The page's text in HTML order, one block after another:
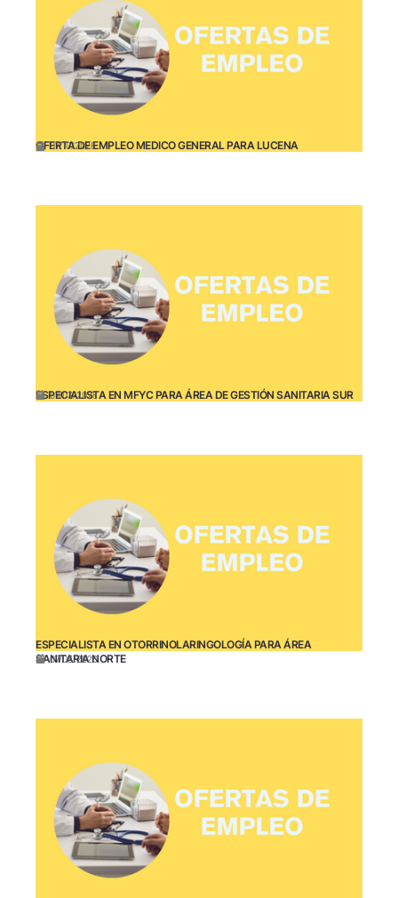
OFERTA DE EMPLEO MEDICO GENERAL PARA LUCENA
07/10/2026
ESPECIALISTA EN MFYC PARA ÁREA DE GESTIÓN SANITARIA SUR
07/03/2026
ESPECIALISTA EN OTORRINOLARINGOLOGÍA PARA ÁREA
SANITARIA NORTE
07/03/2026